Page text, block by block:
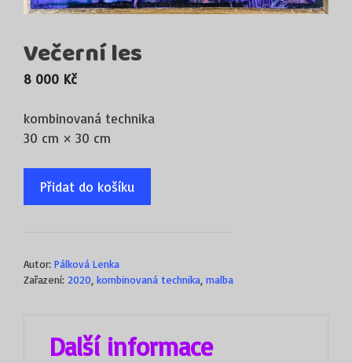
Večerní les
8 000 Kč
kombinovaná technika
30 cm × 30 cm
Přidat do košíku
Autor: Pálková Lenka
Zařazení: 2020 kombinovaná technika malba
Další informace